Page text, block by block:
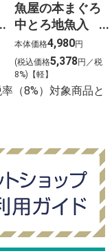
魚屋の本まぐろ
中とろ地魚入
上生寿司 瑞穂
（みずほ）わさ
び抜き【g-3】
本体価格4,980円
(税込価格5,378円／税
8%)【軽】
（8%）対象商品と